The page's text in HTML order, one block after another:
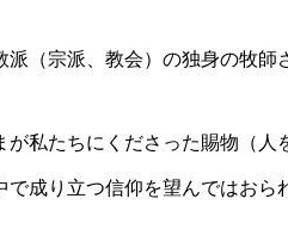
（宗派、教会）の独身の牧師
私たちにくださった賜物（人
成り立つ信仰を望んではおら